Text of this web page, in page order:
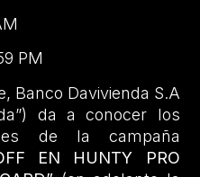
PM
Banco Davivienda S.A
da a conocer los
de la campaña
EN HUNTY PRO